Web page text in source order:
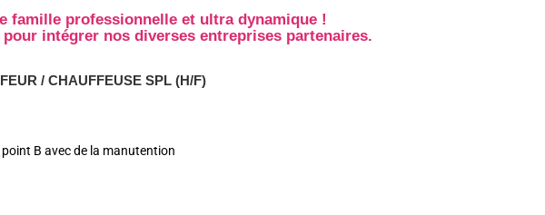
famille professionnelle et ultra dynamique !
intégrer nos diverses entreprises partenaires.
/ CHAUFFEUSE SPL (H/F)
B avec de la manutention